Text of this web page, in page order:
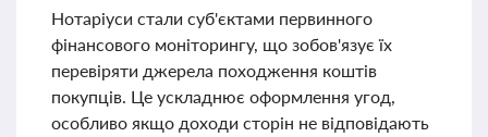
Нотаріуси стали суб'єктами первинного
фінансового моніторингу, що зобов'язує їх
перевіряти джерела походження коштів
покупців. Це ускладнює оформлення угод,
особливо якщо доходи сторін не відповідають